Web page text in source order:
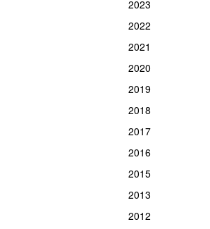
2023
2022
2021
2020
2019
2018
2017
2016
2015
2013
2012